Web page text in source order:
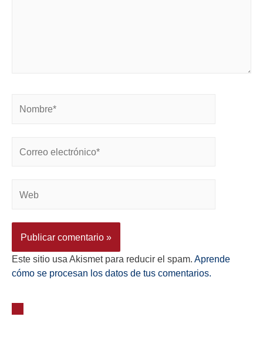
Este sitio usa Akismet para reducir el spam. Aprende
cómo se procesan los datos de tus comentarios.